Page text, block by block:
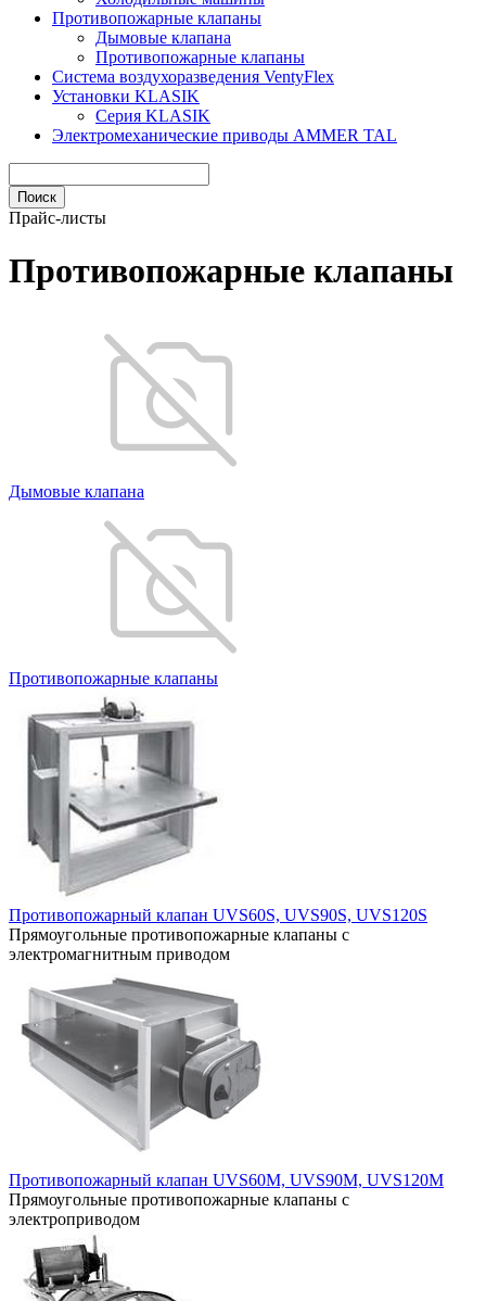
Противопожарные клапаны
Дымовые клапана
Противопожарные клапаны
Система воздухоразведения VentyFlex
Установки KLASIK
Серия KLASIK
Электромеханические приводы AMMER TAL
Прайс-листы
Противопожарные клапаны
Дымовые клапана
Противопожарные клапаны
Противопожарный клапан UVS60S, UVS90S, UVS120S
Прямоугольные противопожарные клапаны с
электромагнитным приводом
Противопожарный клапан UVS60M, UVS90M, UVS120M
Прямоугольные противопожарные клапаны с
электроприводом